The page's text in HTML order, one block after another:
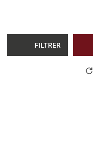
FILTRER